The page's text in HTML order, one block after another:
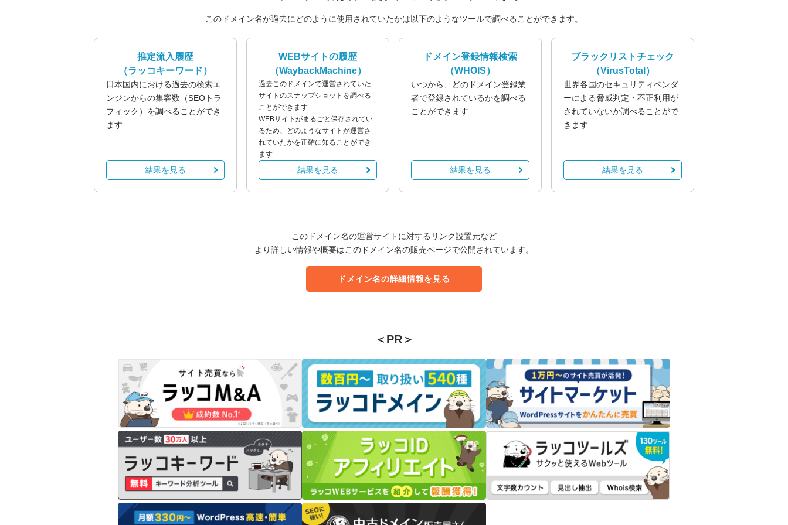
このドメイン名が過去にどのように使用されていたかは以下のようなツールで調べることができます。
推定流入履歴
（ラッコキーワード）
日本国内における過去の検索エ
ンジンからの集客数（SEOトラ
フィック）を調べることができ
ます
結果を見る
WEBサイトの履歴
（WaybackMachine）
過去このドメインで運営されていた
サイトのスナップショットを調べる
ことができます
WEBサイトがまるごと保存されてい
るため、どのようなサイトが運営さ
れていたかを正確に知ることができ
ます
結果を見る
ドメイン登録情報検索
（WHOIS）
いつから、どのドメイン登録業
者で登録されているかを調べる
ことができます
結果を見る
ブラックリストチェック
（VirusTotal）
世界各国のセキュリティベンダ
ーによる脅威判定・不正利用が
されていないか調べることがで
きます
結果を見る
このドメイン名の運営サイトに対するリンク設置元など
より詳しい情報や概要はこのドメイン名の販売ページで公開されています。
ドメイン名の詳細情報を見る
＜PR＞